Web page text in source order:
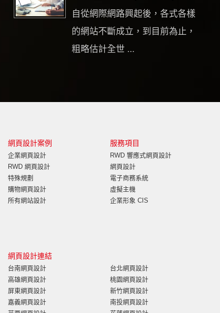
自從網際網路興起後，各式各樣
的網站不斷成立，到目前為止，
粗略估計全世 ...
網頁設計案例
企業網頁設計
RWD 網頁設計
特殊規劃
購物網頁設計
所有網站設計
服務項目
RWD 響應式網頁設計
網頁設計
電子商務系統
虛擬主機
企業形象 CIS
網頁設計連結
台南網頁設計
高雄網頁設計
屏東網頁設計
嘉義網頁設計
台北網頁設計
桃園網頁設計
新竹網頁設計
南投網頁設計